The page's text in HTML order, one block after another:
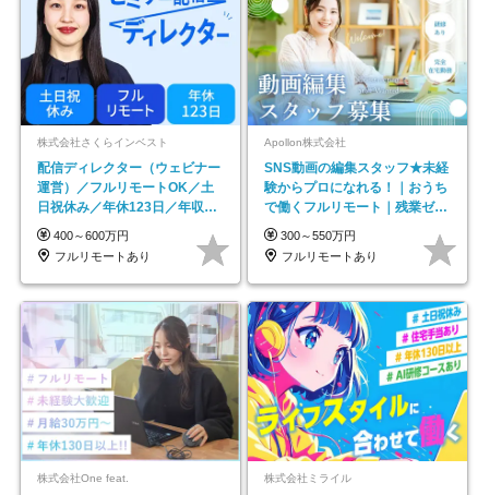
株式会社さくらインベスト
配信ディレクター（ウェビナー
運営）／フルリモートOK／土
日祝休み／年休123日／年収
600万円可
400～600万円
フルリモートあり
Apollon株式会社
SNS動画の編集スタッフ★未経
験からプロになれる！｜おうち
で働くフルリモート｜残業ゼロ
で18時退勤◎
300～550万円
フルリモートあり
株式会社One feat. 株式会社ミライル